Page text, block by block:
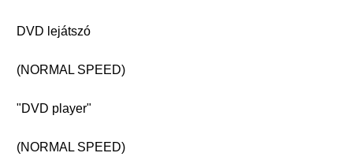
DVD lejátszó
(NORMAL SPEED)
"DVD player"
(NORMAL SPEED)